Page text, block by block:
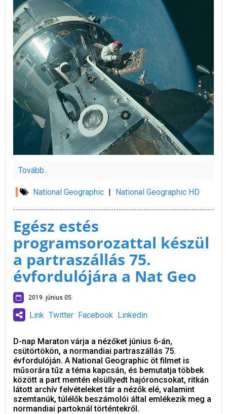
Tovább...
National Geographic | National Geographic HD
Egész estés
programsorozattal készül
a partraszállás 75.
évfordulójára a Nat Geo
2019. június 05.
Link Twitter Facebook Linkedin
D-nap Maraton várja a nézőket június 6-án,
csütörtökön, a normandiai partraszállás 75.
évfordulóján. A National Geographic öt filmet is
műsorára tűz a téma kapcsán, és bemutatja többek
között a part mentén elsüllyedt hajóroncsokat, ritkán
látott archív felvételeket tár a nézők elé, valamint
szemtanúk, túlélők beszámolói által emlékezik meg a
normandiai partoknál történtekről.